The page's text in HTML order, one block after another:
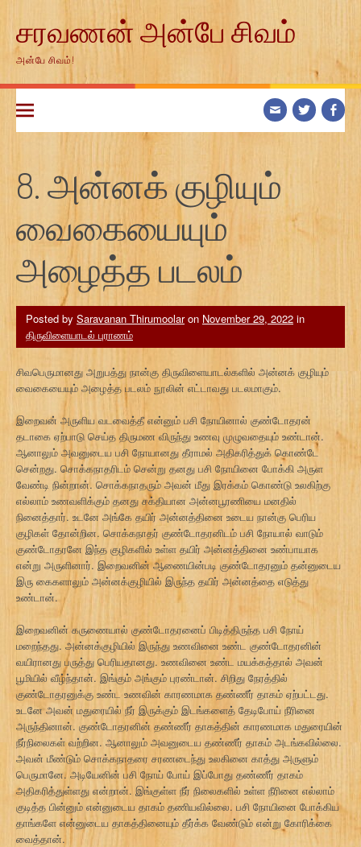
contentசரவணன் அன்பே சிவம்
அன்பே சிவம்!
8. அன்னக் குழியும்
வைகையையும்
அழைத்த படலம்
Posted by Saravanan Thirumoolaron November 29, 2022 in
திருவிளையாடல் புராணம்
சிவபெருமானது அறுபத்து நான்கு திருவிளையாடல்களில் அன்னக் குழியும்
வைகையையும் அழைத்த படலம் நூலின் எட்டாவது படலமாகும்.
இறைவன் அருளிய வடவைத்தீ என்னும் பசி நோயினால் குண்டோதரன்
தடாகை ஏற்பாடு செய்த திருமண விருந்து உணவு முழுவதையும் உண்டான்.
ஆனாலும் அவனுடைய பசி நோயானது தீராமல் அதிகரித்துக் கொண்டே
சென்றது. சொக்கநாதரிடம் சென்று தனது பசி நோயினை போக்கி அருள
வேண்டி நின்றான். சொக்கநாதரும் அவன் மீது இரக்கம் கொண்டு உலகிற்கு
எல்லாம் உணவளிக்கும் தனது சக்தியான அன்னபூரணியை மனதில்
நினைத்தார். உடனே அங்கே தயிர் அன்னத்தினை உடைய நான்கு பெரிய
குழிகள் தோன்றின. சொக்கநாதர் குண்டோதரனிடம் பசி நோயால் வாடும்
குண்டோதரனே இந்த குழிகளில் உள்ள தயிர் அன்னத்தினை உண்பாயாக
என்று அருளினார். இறைவனின் ஆணையின்படி குண்டோதரனும் தன்னுடைய
இரு கைகளாலும் அன்னக்குழியில் இருந்த தயிர் அன்னத்தை எடுத்து
உண்டான்.
இறைவனின் கருணையால் குண்டோதரனைப் பிடித்திருந்த பசி நோய்
மறைந்தது. அன்னக்குழியில் இருந்து உணவினை உண்ட குண்டோதரனின்
வயிரானது பருத்து பெரியதானது. உணவினை உண்ட மயக்கத்தால் அவன்
பூமியில் வீழ்ந்தான். இங்கும் அங்கும் புரண்டான். சிறிது நேரத்தில்
குண்டோதரனுக்கு உண்ட உணவின் காரணமாக தண்ணீர் தாகம் ஏற்பட்டது.
உடனே அவன் மதுரையில் நீர் இருக்கும் இடங்களைத் தேடிபோய் நீரினை
அருந்தினான். குண்டோதரனின் தண்ணீர் தாகத்தின் காரணமாக மதுரையின்
நீர்நிலைகள் வற்றின. ஆனாலும் அவனுடைய தண்ணீர் தாகம் அடங்கவில்லை.
அவன் மீண்டும் சொக்கநாதரை சரணடைந்து உலகினை காத்து அருளும்
பெருமானே. அடியேனின் பசி நோய் போய் இப்போது தண்ணீர் தாகம்
அதிகரித்துள்ளது என்றான். இங்குள்ள நீர் நிலைகளில் உள்ள நீரினை எல்லாம்
குடித்த பின்னும் என்னுடைய தாகம் தணியவில்லை. பசி நோயினை போக்கிய
தாங்களே என்னுடைய தாகத்தினையும் தீர்க்க வேண்டும் என்று கோரிக்கை
வைத்தான்.